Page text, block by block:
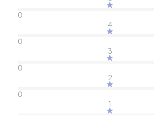
0
4
0
3
0
2
0
1